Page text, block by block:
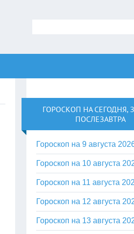
ГОРОСКОП НА СЕГОДНЯ,
ПОСЛЕЗАВТРА
Гороскоп на 9 августа
Гороскоп на 10 августа
Гороскоп на 11 августа
Гороскоп на 12 августа
Гороскоп на 13 августа